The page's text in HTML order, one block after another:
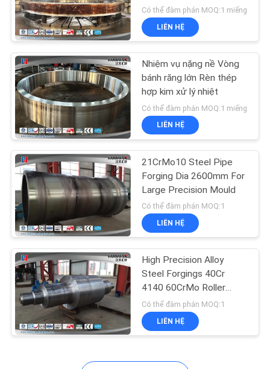
Có thể đàm phán MOQ:1 miếng
LIÊN HỆ
Nhiệm vụ nặng nề Vòng
bánh răng lớn Rèn thép
hợp kim xử lý nhiệt
Có thể đàm phán MOQ:1 miếng
LIÊN HỆ
21CrMo10 Steel Pipe
Forging Dia 2600mm For
Large Precision Mould
Có thể đàm phán MOQ:1
LIÊN HỆ
High Precision Alloy
Steel Forgings 40Cr
4140 60CrMo Roller
Shaft
Có thể đàm phán MOQ:1
LIÊN HỆ